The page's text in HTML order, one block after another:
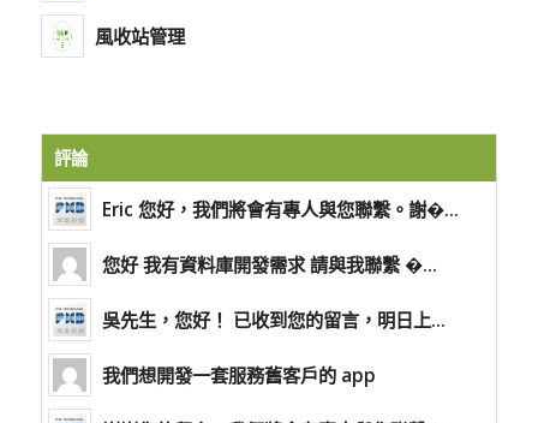
風收站管理
評論
Eric 您好，我們將會有專人與您聯繫。謝�...
您好 我有資料庫開發需求 請與我聯繫 �...
吳先生，您好！ 已收到您的留言，明日上...
我們想開發一套服務舊客戶的 app